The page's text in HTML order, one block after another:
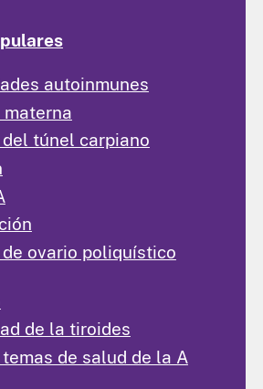
autoinmunes
túnel carpiano
ovario poliquístico
de la tiroides
de salud de la A